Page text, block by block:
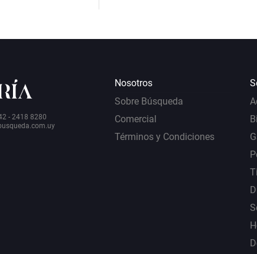
- 2418 8280
Nosotros
Sobre Búsqueda
Comercial
Términos y Condiciones